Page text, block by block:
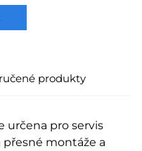
produkty
určena pro servis
montáže a